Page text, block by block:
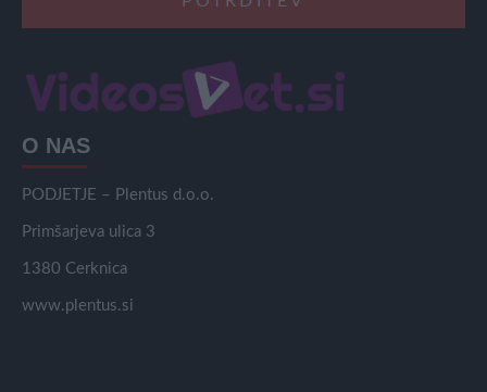
O NAS
PODJETJE – Plentus d.o.o.
Primšarjeva ulica 3
1380 Cerknica
www.plentus.si